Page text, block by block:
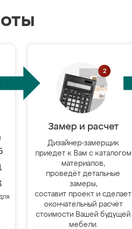
Замер и расчет
Дизайнер-замерщик
приедет к Вам с каталогом
материалов,
проведёт детальные
замеры,
составит проект и сделает
окончательный расчёт
стоимости Вашей будущей
мебели.